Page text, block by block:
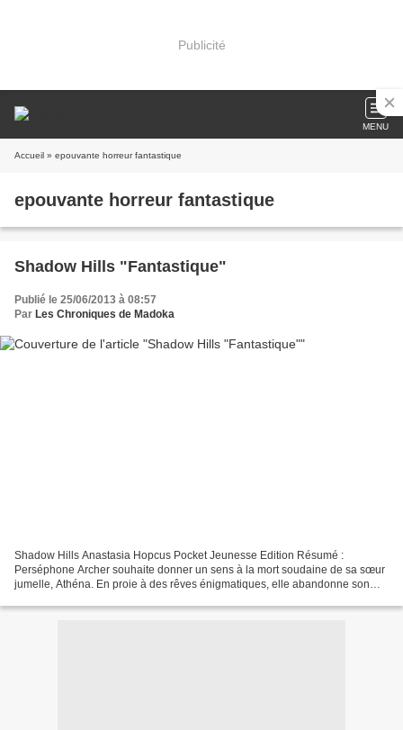
Publicité
MENU
Accueil » epouvante horreur fantastique
epouvante horreur fantastique
Shadow Hills "Fantastique"
Publié le 25/06/2013 à 08:57
Par Les Chroniques de Madoka
Shadow Hills Anastasia Hopcus Pocket Jeunesse Edition Résumé :
Perséphone Archer souhaite donner un sens à la mort soudaine de sa sœur
jumelle, Athéna. En proie à des rêves énigmatiques, elle abandonne son